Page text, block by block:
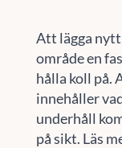
Att lägga
område en
hålla koll på.
innehåller
underhåll
på sikt. Läs